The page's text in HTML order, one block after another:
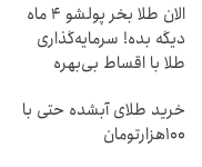
الان طلا بخر پولشو 4 ماه
دیگه بده! سرمایه‌گذاری
طلا با اقساط بی‌بهره
خرید طلای آبشده حتی با
۱۰۰هزارتومان